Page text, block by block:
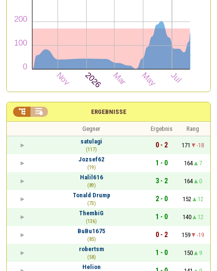
ERGEBNISSE
 
Gegner Ergebnis
Rang
satulagi
(117)
0 - 2 171
-18
Jozsef62
(19)
1 - 0 164
7
Halil616
(89)
3 - 2 164
0
Tonald Drump
(73)
2 - 0 152
12
ThembiG
(136)
1 - 0 140
12
BuBu1675
(85)
0 - 2 159
-19
robertsm
(58)
1 - 0 150
9
Helion